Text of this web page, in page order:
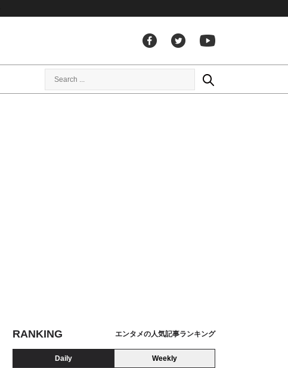
RANKING エンタメの人気記事ランキング
Daily Weekly